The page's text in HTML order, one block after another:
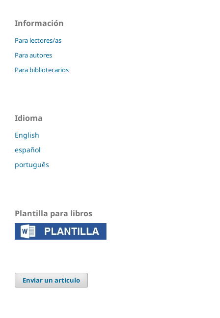
Información
Para lectores/as
Para autores
Para bibliotecarios
Idioma
English
español
português
Plantilla para libros
Enviar un artículo